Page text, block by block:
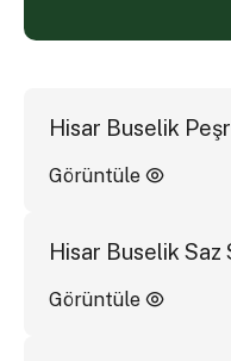
Hisar Buselik
Görüntüle
Hisar Buselik Saz
Görüntüle